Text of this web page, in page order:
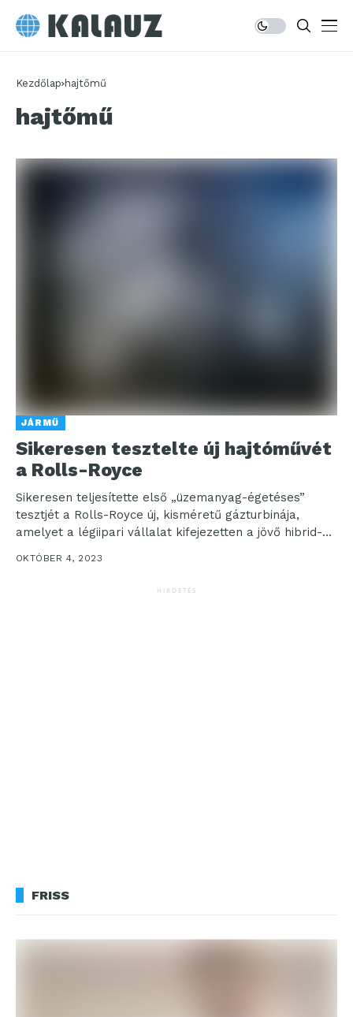
Kezdőlap hajtőmű
hajtőmű
JÁRMŰ
Sikeresen tesztelte új hajtóművét
a Rolls-Royce
Sikeresen teljesítette első „üzemanyag-égetéses”
tesztjét a Rolls-Royce új, kisméretű gázturbinája,
amelyet a légiipari vállalat kifejezetten a jövő hibrid-
elektromos repülőgépeinek meghajtására fejlesztett
OKTÓBER 4, 2023
HIRDETÉS
FRISS